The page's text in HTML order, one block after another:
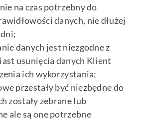
na czas potrzebny do
danych, nie dłużej
danych jest niezgodne z
usunięcia danych Klient
ich wykorzystania;
przestały być niezbędne do
zostały zebrane lub
ale są one potrzebne